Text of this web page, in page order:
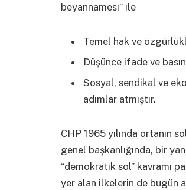
beyannamesi” ile
Temel hak ve
Düşünce ifade ve
Sosyal, sendikal ve
adımlar atmıştır.
CHP 1965 yılında ortanın
genel başkanlığında, bir
“demokratik sol” kavramı
yer alan ilkelerin de bugün